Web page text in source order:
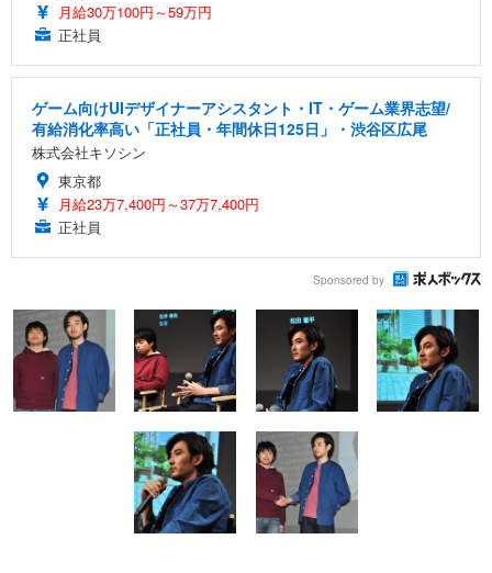
月給30万100円～59万円
正社員
ゲーム向けUIデザイナーアシスタント・IT・ゲーム業界志望/
有給消化率高い「正社員・年間休日125日」・渋谷区広尾
株式会社キソシン
東京都
月給23万7,400円～37万7,400円
正社員
Sponsored by